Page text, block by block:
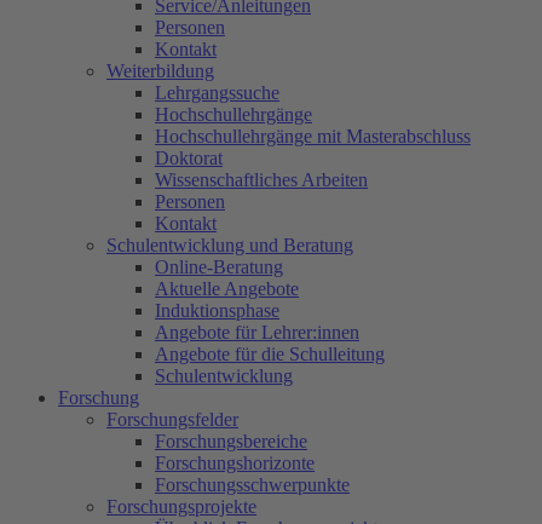
Service/Anleitungen
Personen
Kontakt
Weiterbildung
Lehrgangssuche
Hochschullehrgänge
Hochschullehrgänge mit Masterabschluss
Doktorat
Wissenschaftliches Arbeiten
Personen
Kontakt
Schulentwicklung und Beratung
Online-Beratung
Aktuelle Angebote
Induktionsphase
Angebote für Lehrer:innen
Angebote für die Schulleitung
Schulentwicklung
Forschung
Forschungsfelder
Forschungsbereiche
Forschungshorizonte
Forschungsschwerpunkte
Forschungsprojekte